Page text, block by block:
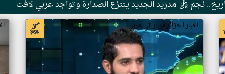
اخبار الجزائر من ار تي عربي